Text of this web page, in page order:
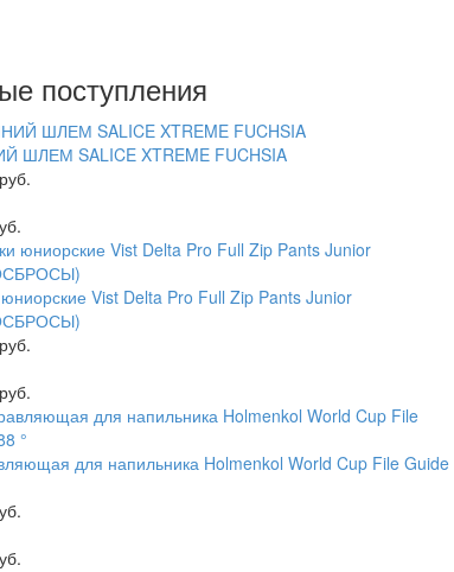
поступления
ШЛЕМ SALICE XTREME FUCHSIA
Vist Delta Pro Full Zip Pants Junior
для напильника Holmenkol World Cup File Guide